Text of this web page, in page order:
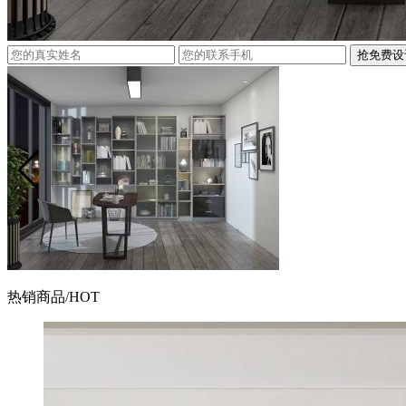
抢免费
热销商品/HOT